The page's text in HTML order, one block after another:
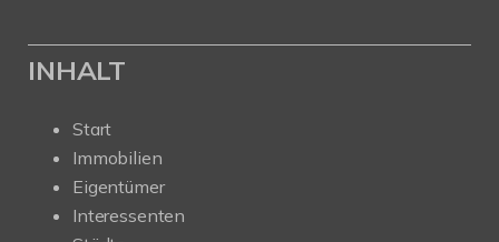
INHALT
Start
Immobilien
Eigentümer
Interessenten